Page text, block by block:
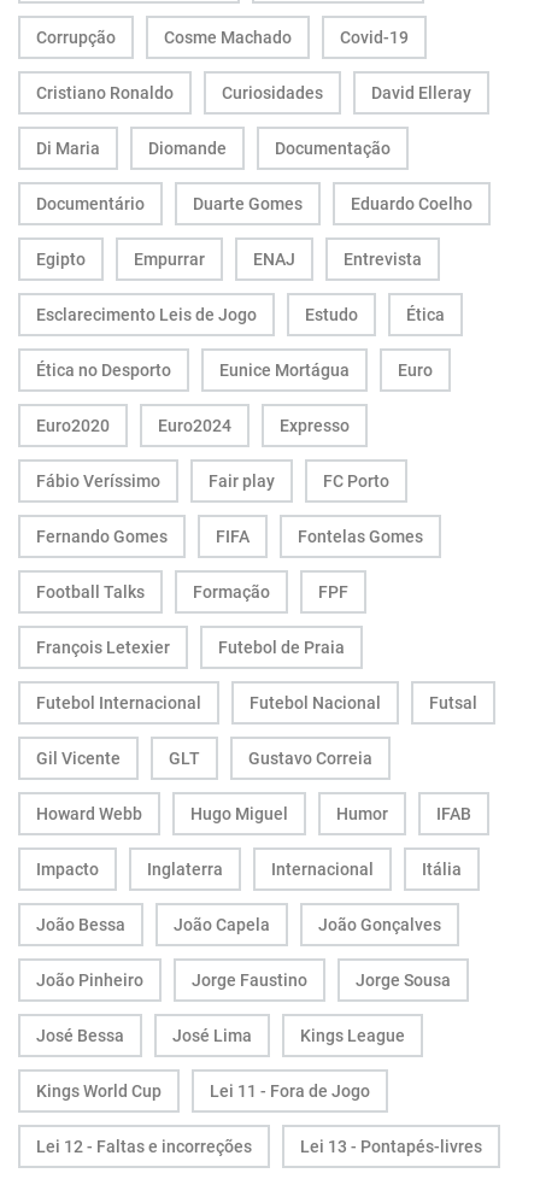
Corrupção Cosme Machado Covid-19
Cristiano Ronaldo Curiosidades David Elleray
Di Maria Diomande Documentação
Documentário Duarte Gomes Eduardo Coelho
Egipto Empurrar ENAJ Entrevista
Esclarecimento Leis de Jogo Estudo Ética
Ética no Desporto Eunice Mortágua Euro
Euro2020 Euro2024 Expresso
Fábio Veríssimo Fair play FC Porto
Fernando Gomes FIFA Fontelas Gomes
Football Talks Formação FPF
François Letexier Futebol de Praia
Futebol Internacional Futebol Nacional Futsal
Gil Vicente GLT Gustavo Correia
Howard Webb Hugo Miguel Humor IFAB
Impacto Inglaterra Internacional Itália
João Bessa João Capela João Gonçalves
João Pinheiro Jorge Faustino Jorge Sousa
José Bessa José Lima Kings League
Kings World Cup Lei 11 - Fora de Jogo
Lei 12 - Faltas e incorreções Lei 13 - Pontapés-livres